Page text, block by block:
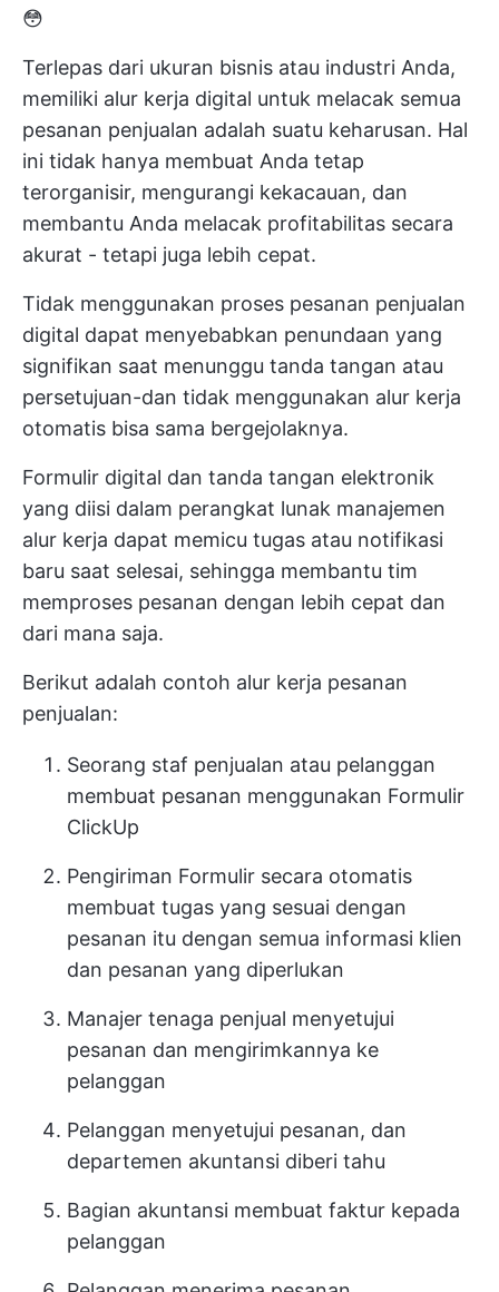
😳
Terlepas dari ukuran bisnis atau industri Anda,
memiliki alur kerja digital untuk melacak semua
pesanan penjualan adalah suatu keharusan. Hal
ini tidak hanya membuat Anda tetap
terorganisir, mengurangi kekacauan, dan
membantu Anda melacak profitabilitas secara
akurat - tetapi juga lebih cepat.
Tidak menggunakan proses pesanan penjualan
digital dapat menyebabkan penundaan yang
signifikan saat menunggu tanda tangan atau
persetujuan-dan tidak menggunakan alur kerja
otomatis bisa sama bergejolaknya.
Formulir digital dan tanda tangan elektronik
yang diisi dalam perangkat lunak manajemen
alur kerja dapat memicu tugas atau notifikasi
baru saat selesai, sehingga membantu tim
memproses pesanan dengan lebih cepat dan
dari mana saja.
Berikut adalah contoh alur kerja pesanan
penjualan:
Seorang staf penjualan atau pelanggan
membuat pesanan menggunakan Formulir
ClickUp
Pengiriman Formulir secara otomatis
membuat tugas yang sesuai dengan
pesanan itu dengan semua informasi klien
dan pesanan yang diperlukan
Manajer tenaga penjual menyetujui
pesanan dan mengirimkannya ke
pelanggan
Pelanggan menyetujui pesanan, dan
departemen akuntansi diberi tahu
Bagian akuntansi membuat faktur kepada
pelanggan